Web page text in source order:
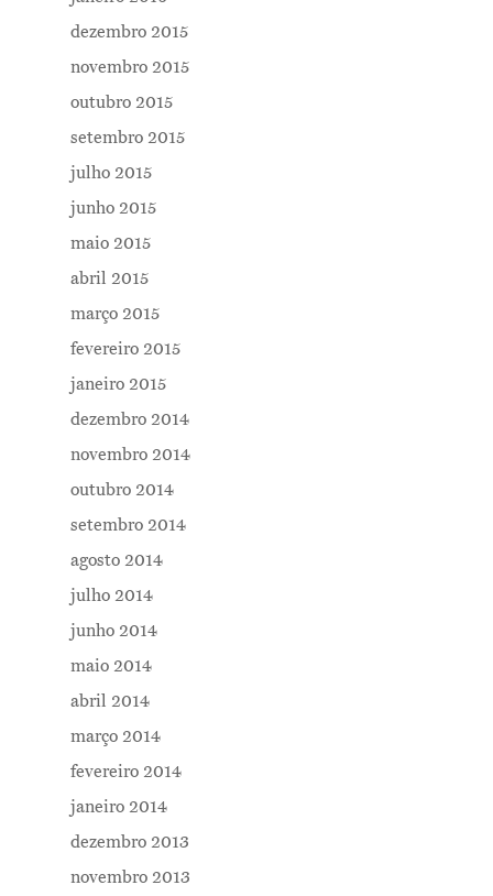
dezembro 2015
novembro 2015
outubro 2015
setembro 2015
julho 2015
junho 2015
maio 2015
abril 2015
março 2015
fevereiro 2015
janeiro 2015
dezembro 2014
novembro 2014
outubro 2014
setembro 2014
agosto 2014
julho 2014
junho 2014
maio 2014
abril 2014
março 2014
fevereiro 2014
janeiro 2014
dezembro 2013
novembro 2013